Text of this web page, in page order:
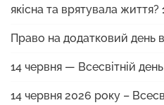
якісна та врятувала життя?
Право на додатковий день
14 червня — Всесвітній
14 червня 2026 року –